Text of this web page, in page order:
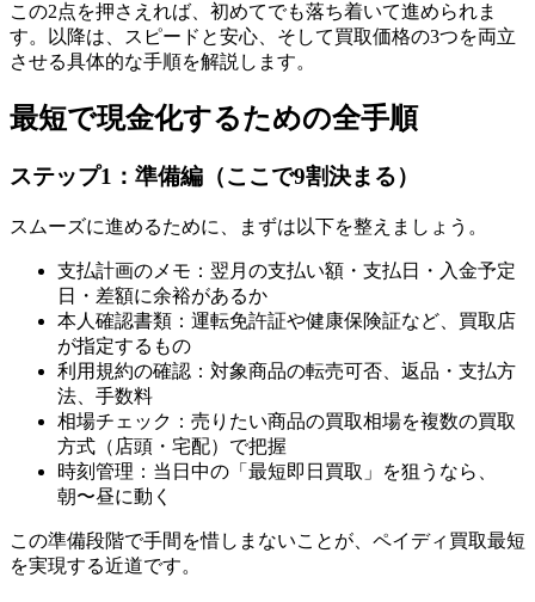
この2点を押さえれば、初めてでも落ち着いて進められま
す。以降は、スピードと安心、そして買取価格の3つを両立
させる具体的な手順を解説します。
最短で現金化するための全手順
ステップ1：準備編（ここで9割決まる）
スムーズに進めるために、まずは以下を整えましょう。
支払計画のメモ：翌月の支払い額・支払日・入金予定
日・差額に余裕があるか
本人確認書類：運転免許証や健康保険証など、買取店
が指定するもの
利用規約の確認：対象商品の転売可否、返品・支払方
法、手数料
相場チェック：売りたい商品の買取相場を複数の買取
方式（店頭・宅配）で把握
時刻管理：当日中の「最短即日買取」を狙うなら、
朝〜昼に動く
この準備段階で手間を惜しまないことが、ペイディ買取最短
を実現する近道です。